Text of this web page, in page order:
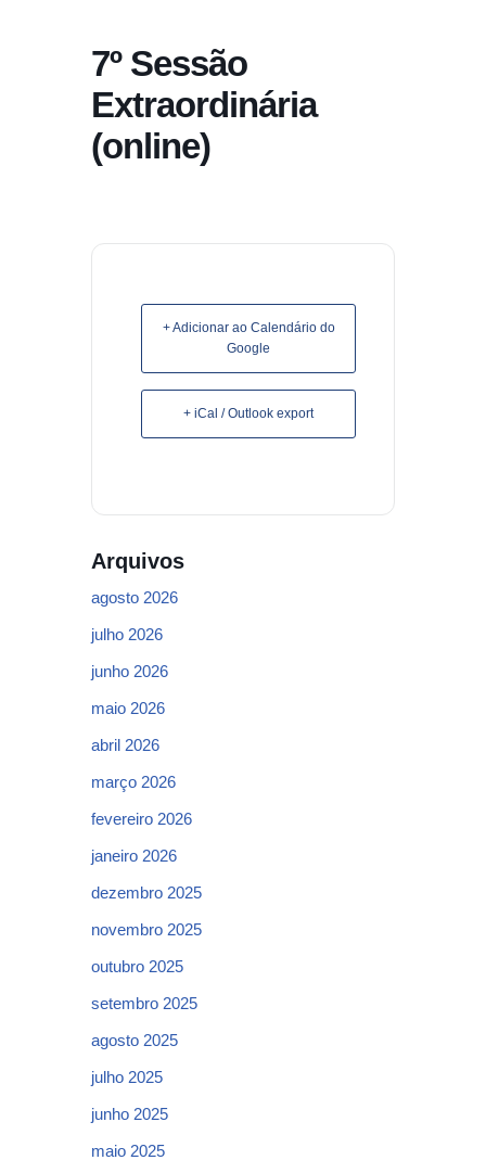
7º Sessão
Extraordinária
(online)
+ Adicionar ao Calendário do
Google
+ iCal / Outlook export
Arquivos
agosto 2026
julho 2026
junho 2026
maio 2026
abril 2026
março 2026
fevereiro 2026
janeiro 2026
dezembro 2025
novembro 2025
outubro 2025
setembro 2025
agosto 2025
julho 2025
junho 2025
maio 2025